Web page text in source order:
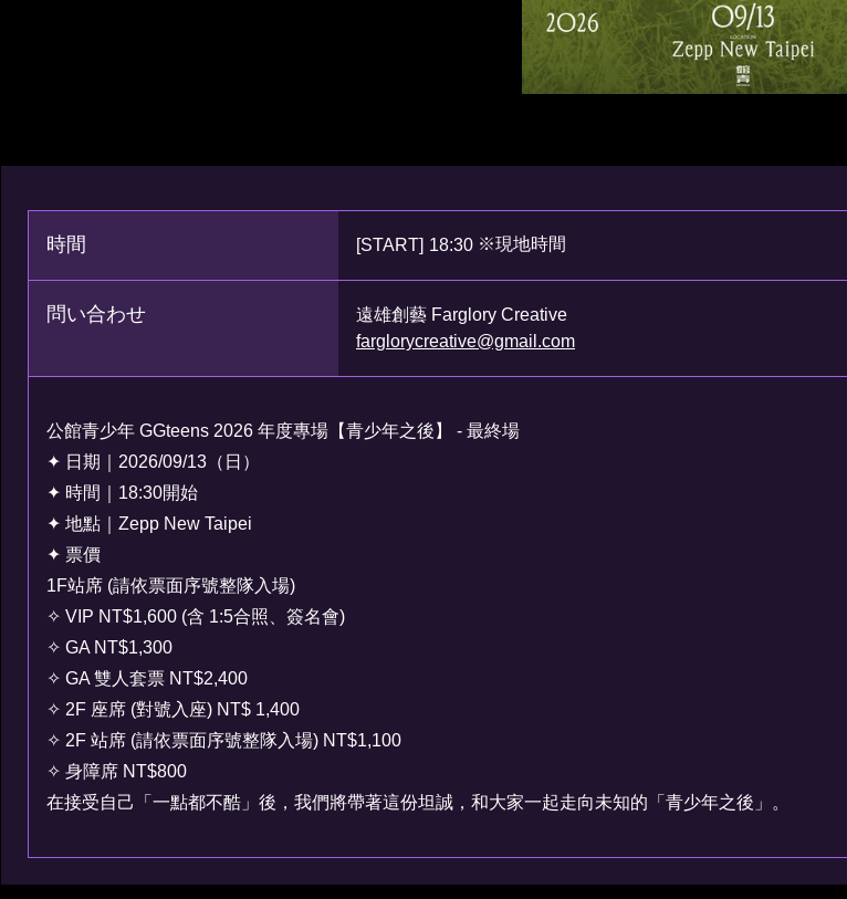
時間 [START] 18:30 ※現地時間
問い合わせ
遠雄創藝 Farglory Creative
farglorycreative@gmail.com
公館青少年 GGteens 2026 年度專場【青少年之後】 - 最終場
✦ 日期｜2026/09/13（日）
✦ 時間｜18:30開始
✦ 地點｜Zepp New Taipei
✦ 票價
1F站席 (請依票面序號整隊入場)
✧ VIP NT$1,600 (含 1:5合照、簽名會)
✧ GA NT$1,300
✧ GA 雙人套票 NT$2,400
✧ 2F 座席 (對號入座) NT$ 1,400
✧ 2F 站席 (請依票面序號整隊入場) NT$1,100
✧ 身障席 NT$800
在接受自己「一點都不酷」後，我們將帶著這份坦誠，和大家一起走向未知的「青少年之後」。